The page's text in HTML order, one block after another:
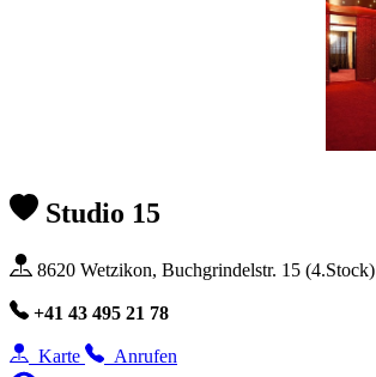
Studio 15
8620 Wetzikon, Buchgrindelstr. 15 (4.Stock)
+41 43 495 21 78
Karte
Anrufen